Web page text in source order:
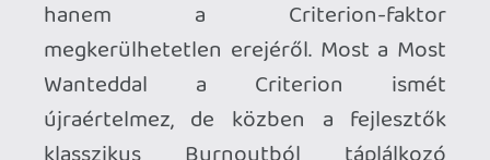
belvárosi korzók, ipartelepek és az
elmaradhatatlan hegyvidéki szakaszok
összessége alkotja 2012 talán
versenykörnyezetét. Fairhaven nem akar